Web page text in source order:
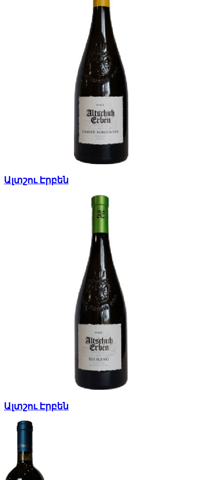
Ալտշու Էրբեն
Ալտշու Էրբեն